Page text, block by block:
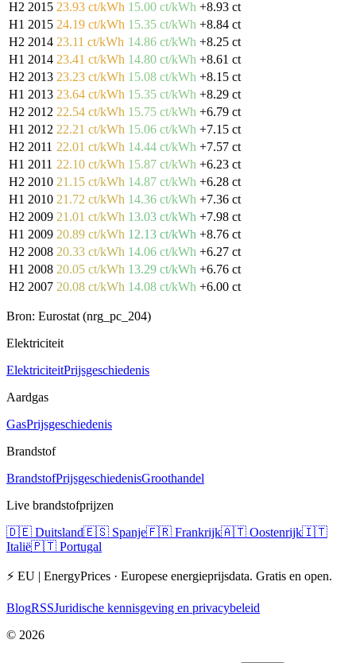
H2 2015 23.93 ct/kWh 15.00 ct/kWh +8.93 ct
H1 2015 24.19 ct/kWh 15.35 ct/kWh +8.84 ct
H2 2014 23.11 ct/kWh 14.86 ct/kWh +8.25 ct
H1 2014 23.41 ct/kWh 14.80 ct/kWh +8.61 ct
H2 2013 23.23 ct/kWh 15.08 ct/kWh +8.15 ct
H1 2013 23.64 ct/kWh 15.35 ct/kWh +8.29 ct
H2 2012 22.54 ct/kWh 15.75 ct/kWh +6.79 ct
H1 2012 22.21 ct/kWh 15.06 ct/kWh +7.15 ct
H2 2011 22.01 ct/kWh 14.44 ct/kWh +7.57 ct
H1 2011 22.10 ct/kWh 15.87 ct/kWh +6.23 ct
H2 2010 21.15 ct/kWh 14.87 ct/kWh +6.28 ct
H1 2010 21.72 ct/kWh 14.36 ct/kWh +7.36 ct
H2 2009 21.01 ct/kWh 13.03 ct/kWh +7.98 ct
H1 2009 20.89 ct/kWh 12.13 ct/kWh +8.76 ct
H2 2008 20.33 ct/kWh 14.06 ct/kWh +6.27 ct
H1 2008 20.05 ct/kWh 13.29 ct/kWh +6.76 ct
H2 2007 20.08 ct/kWh 14.08 ct/kWh +6.00 ct
Bron: Eurostat (nrg_pc_204)
Elektriciteit
ElektriciteitPrijsgeschiedenis
Aardgas
GasPrijsgeschiedenis
Brandstof
BrandstofPrijsgeschiedenisGroothandel
Live brandstofprijzen
🇩🇪 Duitsland🇪🇸 Spanje🇫🇷 Frankrijk🇦🇹 Oostenrijk🇮🇹
Italië🇵🇹 Portugal
⚡ EU | EnergyPrices · Europese energieprijsdata. Gratis en open.
BlogRSSJuridische kennisgeving en privacybeleid
© 2026